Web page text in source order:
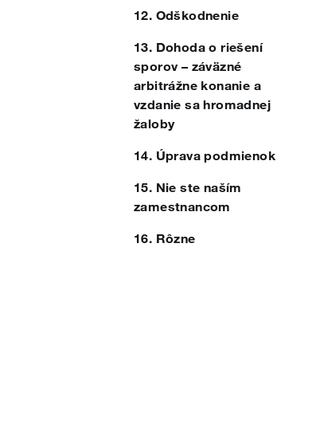
12. Odškodnenie
13. Dohoda o riešení
sporov – záväzné
arbitrážne konanie a
vzdanie sa hromadnej
žaloby
14. Úprava podmienok
15. Nie ste naším
zamestnancom
16. Rôzne
Slovenčina
Slovenščina
Svenska